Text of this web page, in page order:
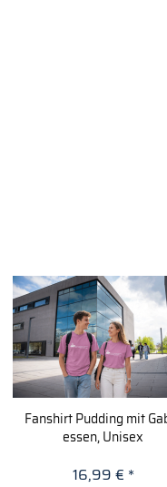
Fanshirt Pudding mit
essen, Unisex
16,99 € *